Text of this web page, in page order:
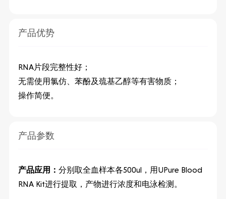
产品优势
RNA片段完整性好；
无需使用氯仿、苯酚及巯基乙醇等有害物质；
操作简便。
产品参数
产品应用： 分别取全血样本各500ul，用UPure Blood
RNA Kit进行提取，产物进行浓度和电泳检测。